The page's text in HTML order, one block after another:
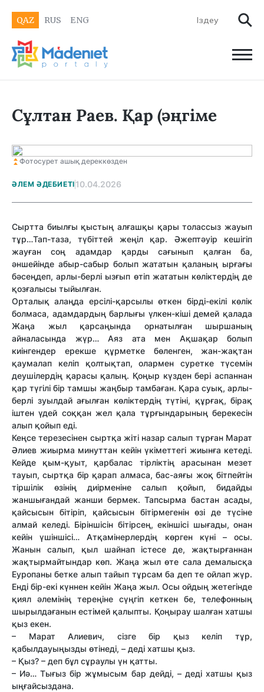
QAZ RUS ENG
Сұлтан Раев. Қар (әңгіме
Фотосурет ашық дереккөзден
ӘЛЕМ ӘДЕБИЕТІ 10.04.2026
Сырт­та биылғы қыстың алғашқы қары толассыз жауып
тұр…Тап-таза, түбіт­тей жеңіл қар. Әжептәуір кешігіп
жауған соң адамдар қарды сағынып қалған ба,
әншейінде абыр-сабыр болып жататын қаланың ырғағы
бәсеңдеп, арлы-берлі ызғып өтіп жататын көліктердің де
қозғалысы тыйылған.
Орталық алаңда ерсілі-қарсылы өткен бірді-екілі көлік
болмаса, адамдардың барлығы үлкен-кіші демей қалада
Жаңа жыл қарсаңында орнатылған шыршаның
айналасында жүр… Аяз ата мен Ақшақар болып
киінгендер ерекше құрметке бөленген, жан-жақтан
қаумалап келіп қолтықтап, олармен суретке түсемін
деушілердің қарасы қалың. Қоңыр күзден бері аспаннан
қар түгілі бір тамшы жаңбыр тамбаған. Қара суық, арлы-
берлі зуылдай ағылған көліктердің түтіні, құрғақ, бірақ
іштен үдей соққан жел қала тұрғындарының берекесін
алып қойып еді.
Кеңсе терезесінен сыртқа жіті назар салып тұрған Марат
Әлиев жиырма минут­тан кейін үкімет­тегі жиынға кетеді.
Кейде қым-қуыт, қарбалас тірліктің арасынан мезет
тауып, сыртқа бір қарап алмаса, бас-аяғы жоқ бітпейтін
тіршілік өзінің диірменіне салып қойып, бидайды
жаншығандай жанши бермек. Тапсырма бастан асады,
қайсысын бітіріп, қайсысын бітірмегенін өзі де түсіне
алмай келеді. Біріншісін бітірсең, екіншісі шығады, онан
кейін үшіншісі… Атқамінерлердің көрген күні – осы.
Жанын салып, қыл шайнап істесе де, жақтырғаннан
жақтырмайтындар көп. Жаңа жыл өте сала демалысқа
Еуропаны бетке алып тайып тұрсам ба деп те ойлап жүр.
Енді бір-екі күннен кейін Жаңа жыл. Осы ойдың жетегінде
қиял әлемінің тереңіне сүңгіп кеткен бе, телефонның
шырылдағанын естімей қалыпты. Қоңырау шалған хатшы
қыз екен.
– Марат Алиевич, сізге бір қыз келіп тұр,
қабылдауыңызды өтінеді, – деді хатшы қыз.
– Қыз? – деп бұл сұраулы үн қат­ты.
– Иә… Тығыз бір жұмысым бар дейді, – деді хатшы қыз
ыңғайсыздана.